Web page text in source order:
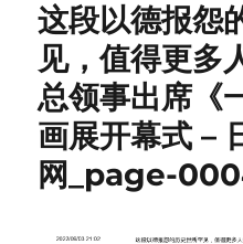
这段以德报怨
见，值得更
总领事出席《
画展开幕式 –
网_page-